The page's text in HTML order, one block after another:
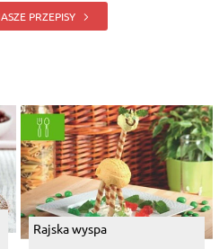
PRZEPISY
Rajska wyspa